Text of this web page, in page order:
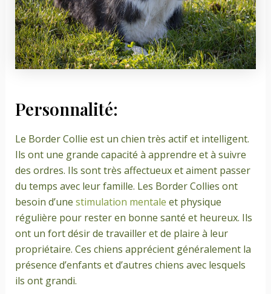
Personnalité:
Le Border Collie est un chien très actif et intelligent.
Ils ont une grande capacité à apprendre et à suivre
des ordres. Ils sont très affectueux et aiment passer
du temps avec leur famille. Les Border Collies ont
besoin d’une stimulation mentale et physique
régulière pour rester en bonne santé et heureux. Ils
ont un fort désir de travailler et de plaire à leur
propriétaire. Ces chiens apprécient généralement la
présence d’enfants et d’autres chiens avec lesquels
ils ont grandi.